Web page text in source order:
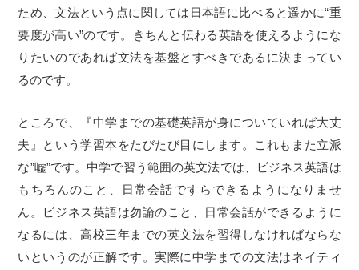
ため、文法という点に関しては日本語に比べると遥かに“重
要度が高い”のです。きちんと伝わる英語を使えるようにな
りたいのであれば文法を基盤とすべきであるに決まってい
るのです。
ところで、『中学までの基礎英語が身についていれば大丈
夫』という学習本をたびたび目にします。これもまた立派
な”嘘”です。中学で習う範囲の英文法では、ビジネス英語は
もちろんのこと、日常会話ですらできるようになりませ
ん。ビジネス英語は勿論のこと、日常会話ができるように
なるには、高校三年までの英文法を習得しなければならな
いというのが正解です。実際に中学までの文法はネイティ